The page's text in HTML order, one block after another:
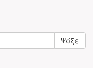
Ψάξε